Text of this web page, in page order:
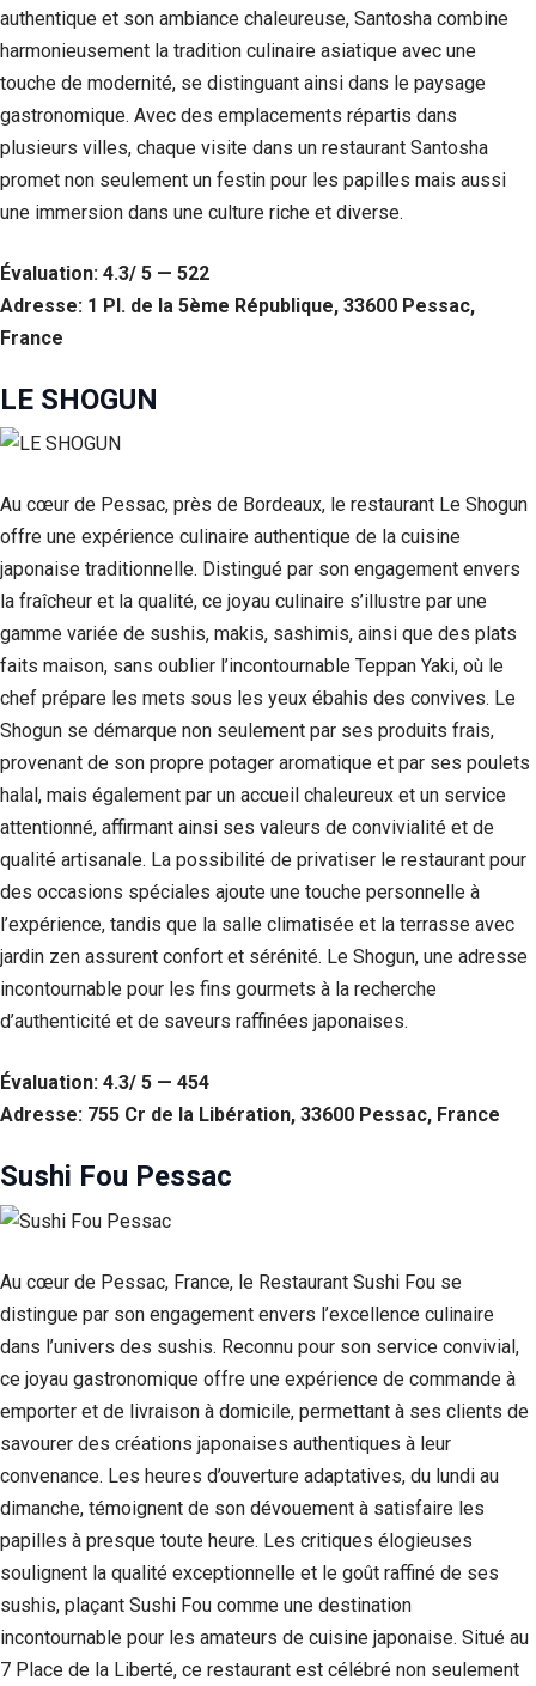
authentique et son ambiance chaleureuse, Santosha combine
harmonieusement la tradition culinaire asiatique avec une
touche de modernité, se distinguant ainsi dans le paysage
gastronomique. Avec des emplacements répartis dans
plusieurs villes, chaque visite dans un restaurant Santosha
promet non seulement un festin pour les papilles mais aussi
une immersion dans une culture riche et diverse.
Évaluation: 4.3/ 5 — 522
Adresse: 1 Pl. de la 5ème République, 33600 Pessac,
France
LE SHOGUN
Au cœur de Pessac, près de Bordeaux, le restaurant Le Shogun
offre une expérience culinaire authentique de la cuisine
japonaise traditionnelle. Distingué par son engagement envers
la fraîcheur et la qualité, ce joyau culinaire s’illustre par une
gamme variée de sushis, makis, sashimis, ainsi que des plats
faits maison, sans oublier l’incontournable Teppan Yaki, où le
chef prépare les mets sous les yeux ébahis des convives. Le
Shogun se démarque non seulement par ses produits frais,
provenant de son propre potager aromatique et par ses poulets
halal, mais également par un accueil chaleureux et un service
attentionné, affirmant ainsi ses valeurs de convivialité et de
qualité artisanale. La possibilité de privatiser le restaurant pour
des occasions spéciales ajoute une touche personnelle à
l’expérience, tandis que la salle climatisée et la terrasse avec
jardin zen assurent confort et sérénité. Le Shogun, une adresse
incontournable pour les fins gourmets à la recherche
d’authenticité et de saveurs raffinées japonaises.
Évaluation: 4.3/ 5 — 454
Adresse: 755 Cr de la Libération, 33600 Pessac, France
Sushi Fou Pessac
Au cœur de Pessac, France, le Restaurant Sushi Fou se
distingue par son engagement envers l’excellence culinaire
dans l’univers des sushis. Reconnu pour son service convivial,
ce joyau gastronomique offre une expérience de commande à
emporter et de livraison à domicile, permettant à ses clients de
savourer des créations japonaises authentiques à leur
convenance. Les heures d’ouverture adaptatives, du lundi au
dimanche, témoignent de son dévouement à satisfaire les
papilles à presque toute heure. Les critiques élogieuses
soulignent la qualité exceptionnelle et le goût raffiné de ses
sushis, plaçant Sushi Fou comme une destination
incontournable pour les amateurs de cuisine japonaise. Situé au
7 Place de la Liberté, ce restaurant est célébré non seulement